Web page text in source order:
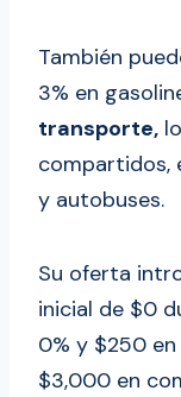
También
3% en
transporte,
compartidos,
y autobuses.
Su oferta
inicial de $0
0% y $250
$3,000 en